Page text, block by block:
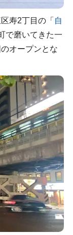
寿2丁目の「 自
で磨いてきた一
オープンとな